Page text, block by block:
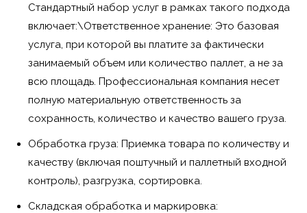
Стандартный набор услуг в рамках такого подхода
включает:\Ответственное хранение: Это базовая
услуга, при которой вы платите за фактически
занимаемый объем или количество паллет, а не за
всю площадь. Профессиональная компания несет
полную материальную ответственность за
сохранность, количество и качество вашего груза.
Обработка груза: Приемка товара по количеству и
качеству (включая поштучный и паллетный входной
контроль), разгрузка, сортировка.
Складская обработка и маркировка: